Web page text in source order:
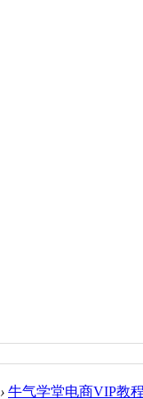
› 牛气学堂电商VIP教